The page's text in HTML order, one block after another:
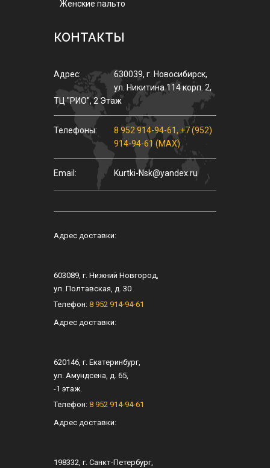
Женские пальто
КОНТАКТЫ
Адрес: 630039, г. Новосибирск,
ул. Никитина 114 корп. 2,
ТЦ "РИО", 2 Этаж
Телефоны: 8 952 914-94-61, +7 (952)
914-94-61 (MAX)
Email: Kurtki-Nsk@yandex.ru
Адрес доставки:
603089, г. Нижний Новгород,
ул. Полтавская, д. 30
Телефон: 8 952 914-94-61
Адрес доставки:
620146, г. Екатеринбург,
ул. Амундсена, д. 65,
-1 этаж.
Телефон: 8 952 914-94-61
Адрес доставки:
198332, г. Санкт-Петербург,